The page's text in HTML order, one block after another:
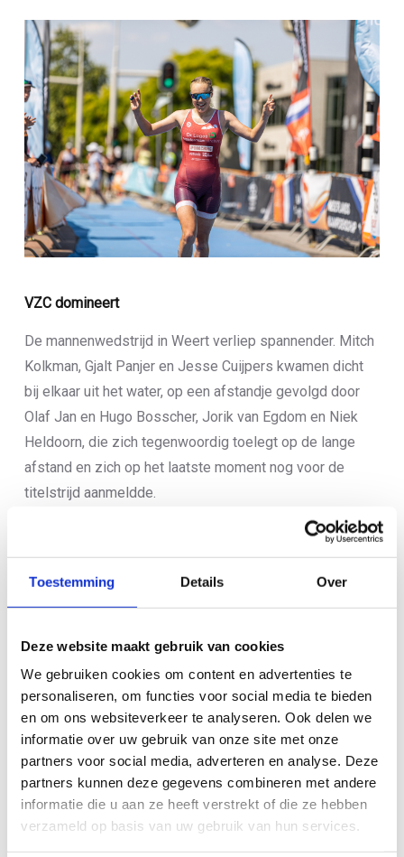
Toestemming Details Over
Deze website maakt gebruik van cookies
We gebruiken cookies om content en advertenties te
personaliseren, om functies voor social media te bieden
en om ons websiteverkeer te analyseren. Ook delen we
informatie over uw gebruik van onze site met onze
partners voor social media, adverteren en analyse. Deze
partners kunnen deze gegevens combineren met andere
informatie die u aan ze heeft verstrekt of die ze hebben
verzameld op basis van uw gebruik van hun services.
VZC domineert
De mannenwedstrijd in Weert verliep spannender. Mitch
Kolkman, Gjalt Panjer en Jesse Cuijpers kwamen dicht
bij elkaar uit het water, op een afstandje gevolgd door
Olaf Jan en Hugo Bosscher, Jorik van Egdom en Niek
Heldoorn, die zich tegenwoordig toelegt op de lange
afstand en zich op het laatste moment nog voor de
titelstrijd aanmeldde.
Eenmaal op de fiets werd de achterstand op Kolkman,
Panjer en Cuijpers gedicht en kwam er vooraan een
groep van vijftien atleten samen, met daarachter weer
een grote groep van zo’n twintig man. Tijdens het
ambities. Kolkman, Panjer en Van Egdom namen de
leiding en leken ook dit keer weer af te stevenen op een
volledig VZC-podium. Het was uiteindelijk Van Egdom
die zijn titel uit 2021 – het NK sprint werd in 2022
afgelast – wist te prolongeren. “Ik voelde me niet de
sterkste vandaag, dus na anderhalve kilometer heb ik
een paar versnellingen achter elkaar geplaatst om te
kijken of ik ze mentaal een beetje kon breken”, blikte